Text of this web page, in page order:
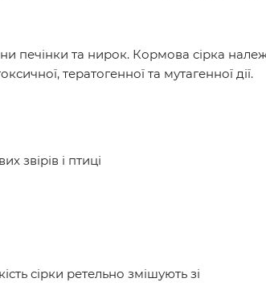
печінки та нирок. Кормова сірка
тератогенної та мутагенної дії.
звірів і птиці
сірки ретельно змішують зі